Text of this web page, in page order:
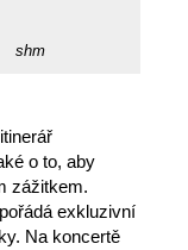
shm
o to, aby
zážitkem.
exkluzivní
Na koncertě